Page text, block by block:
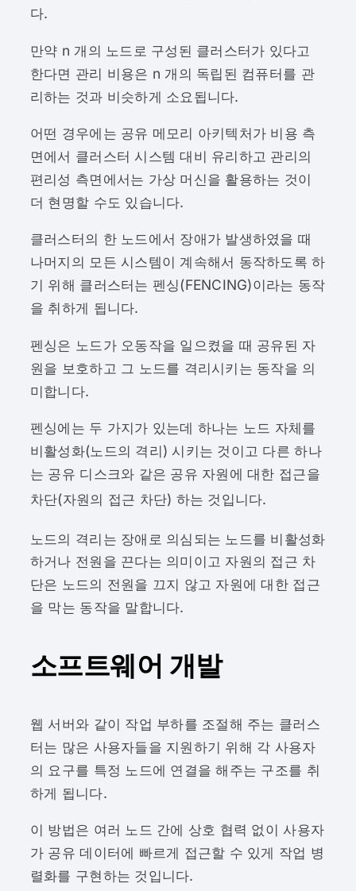
다.
만약 n 개의 노드로 구성된 클러스터가 있다고
한다면 관리 비용은 n 개의 독립된 컴퓨터를 관
리하는 것과 비슷하게 소요됩니다.
어떤 경우에는 공유 메모리 아키텍처가 비용 측
면에서 클러스터 시스템 대비 유리하고 관리의
편리성 측면에서는 가상 머신을 활용하는 것이
더 현명할 수도 있습니다.
클러스터의 한 노드에서 장애가 발생하였을 때
나머지의 모든 시스템이 계속해서 동작하도록 하
기 위해 클러스터는 펜싱(FENCING)이라는 동작
을 취하게 됩니다.
펜싱은 노드가 오동작을 일으켰을 때 공유된 자
원을 보호하고 그 노드를 격리시키는 동작을 의
미합니다.
펜싱에는 두 가지가 있는데 하나는 노드 자체를
비활성화(노드의 격리) 시키는 것이고 다른 하나
는 공유 디스크와 같은 공유 자원에 대한 접근을
차단(자원의 접근 차단) 하는 것입니다.
노드의 격리는 장애로 의심되는 노드를 비활성화
하거나 전원을 끈다는 의미이고 자원의 접근 차
단은 노드의 전원을 끄지 않고 자원에 대한 접근
을 막는 동작을 말합니다.
소프트웨어 개발
웹 서버와 같이 작업 부하를 조절해 주는 클러스
터는 많은 사용자들을 지원하기 위해 각 사용자
의 요구를 특정 노드에 연결을 해주는 구조를 취
하게 됩니다.
이 방법은 여러 노드 간에 상호 협력 없이 사용자
가 공유 데이터에 빠르게 접근할 수 있게 작업 병
렬화를 구현하는 것입니다.